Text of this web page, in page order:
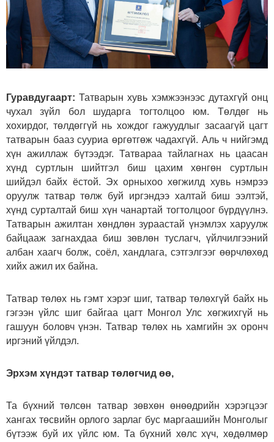
Гуравдугаарт:Татварын хувь хэмжээнээс дутахгүй онц
чухал зүйл бол шударга тогтолцоо юм. Төлдөг нь
хохирдог, төлдөггүй нь хождог гажуудлыг засаагүй цагт
татварын бааз сууриа өргөтгөж чадахгүй. Аль ч нийгэмд
хүн ажиллаж бүтээдэг. Татвараа тайлагнах нь цаасан
хүнд суртлын шийтгэл биш цахим хөнгөн суртлын
шийдэл байх ёстой. Эх орныхоо хөгжилд хувь нэмрээ
оруулж татвар төлж буй иргэндээ халтай биш ээлтэй,
хүнд сурталтай биш хүн чанартай тогтолцоог бүрдүүлнэ.
Татварын ажилтан хөндлөн зураастай үнэмлэх харуулж
байцааж загнахдаа биш зөвлөн туслагч, үйлчилгээний
албан хаагч болж, соёл, хандлага, сэтгэлгээг өөрчлөхөд
хийх ажил их байна.
Татвар төлөх нь гэмт хэрэг шиг, татвар төлөхгүй байх нь
гэгээн үйлс шиг байгаа цагт Монгол Улс хөгжихгүй нь
гашуун боловч үнэн. Татвар төлөх нь хамгийн эх оронч
иргэний үйлдэл.
Эрхэм хүндэт татвар төлөгчид өө,
Та бүхний төлсөн татвар зөвхөн өнөөдрийн хэрэгцээг
хангах төсвийн орлого зарлаг бус маргаашийн Монголыг
бүтээж буй их үйлс юм. Та бүхний хөлс хүч, хөдөлмөр